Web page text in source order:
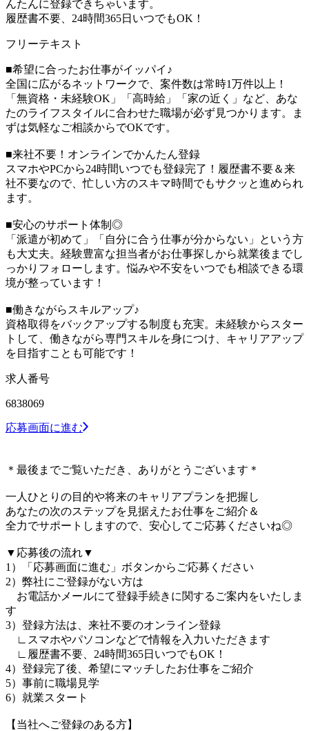
んたんに登録できちゃいます。
履歴書不要、24時間365日いつでもOK！
フリーテキスト
■希望に合ったお仕事がイッパイ♪
全国に広がるネットワークで、案件数は常時1万件以上！
「無資格・未経験OK」「高時給」「家の近く」など、あな
たのライフスタイルに合わせた職場が必ず見つかります。ま
ずは気軽なご相談からでOKです。
■来社不要！オンラインでかんたん登録
スマホやPCから24時間いつでも登録完了！履歴書不要＆来
社不要なので、忙しい方のスキマ時間でもサクッと進められ
ます。
■安心のサポート体制◎
「派遣が初めて」「自分に合う仕事が分からない」という方
も大丈夫。経験豊富な担当者がお仕事探しから就業後までし
っかりフォローします。悩みや不安をいつでも相談できる環
境が整っています！
■働きながらスキルアップ♪
資格取得をバックアップする制度も充実。未経験からスター
トして、働きながら専門スキルを身につけ、キャリアアップ
を目指すことも可能です！
求人番号
6838069
応募画面に進む
＊最後までご覧いただき、ありがとうございます＊
一人ひとりの目的や将来のキャリアプランを把握し
あなたの次のステップを見据えたお仕事をご紹介＆
全力でサポートしますので、安心してご応募くださいね◎
▼応募後の流れ▼
1）「応募画面に進む」ボタンからご応募ください
2）弊社にご登録がない方は
お電話かメールにて登録手続きに関するご案内をいたしま
す
3）登録方法は、来社不要のオンライン登録
∟スマホやパソコンなどで情報を入力いただきます
∟履歴書不要、24時間365日いつでもOK！
4）登録完了後、希望にマッチしたお仕事をご紹介
5）事前に職場見学
6）就業スタート
【当社へご登録のある方】